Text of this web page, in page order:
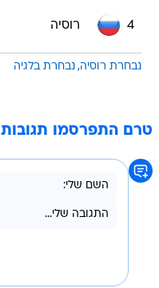
4 רוסיה
נבחרת רוסיה נבחרת בלגיה
טרם התפרסמו תגובות